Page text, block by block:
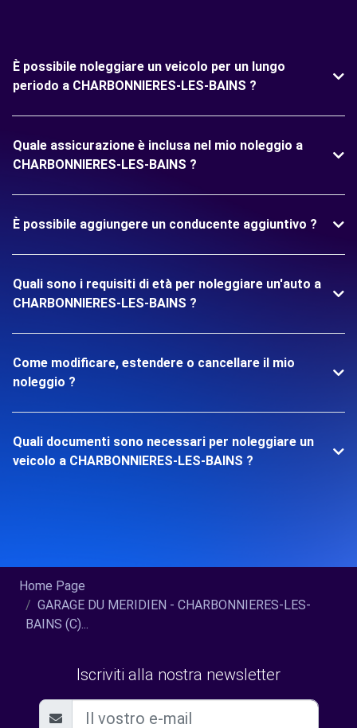
È possibile noleggiare un veicolo per un lungo
periodo a CHARBONNIERES-LES-BAINS ?
Quale assicurazione è inclusa nel mio noleggio a
CHARBONNIERES-LES-BAINS ?
È possibile aggiungere un conducente aggiuntivo ?
Quali sono i requisiti di età per noleggiare un'auto a
CHARBONNIERES-LES-BAINS ?
Come modificare, estendere o cancellare il mio
noleggio ?
Quali documenti sono necessari per noleggiare un
veicolo a CHARBONNIERES-LES-BAINS ?
Home Page
GARAGE DU MERIDIEN - CHARBONNIERES-LES-
BAINS (C)...
Iscriviti alla nostra newsletter